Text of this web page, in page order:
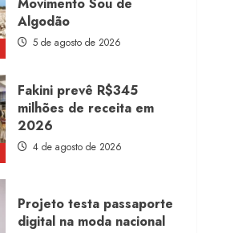
Movimento Sou de
Algodão
5 de agosto de 2026
Fakini prevê R$345
milhões de receita em
2026
4 de agosto de 2026
Projeto testa passaporte
digital na moda nacional